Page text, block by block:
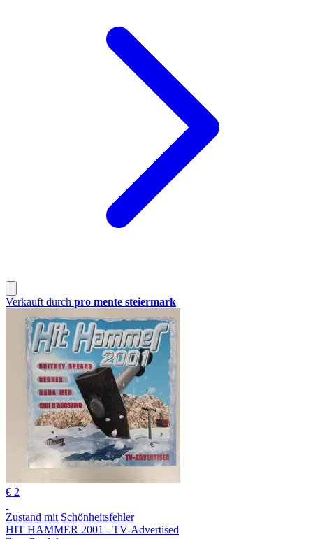
Verkauft durch pro mente steiermark
€ 2
Zustand mit Schönheitsfehler
HIT HAMMER 2001 - TV-Advertised